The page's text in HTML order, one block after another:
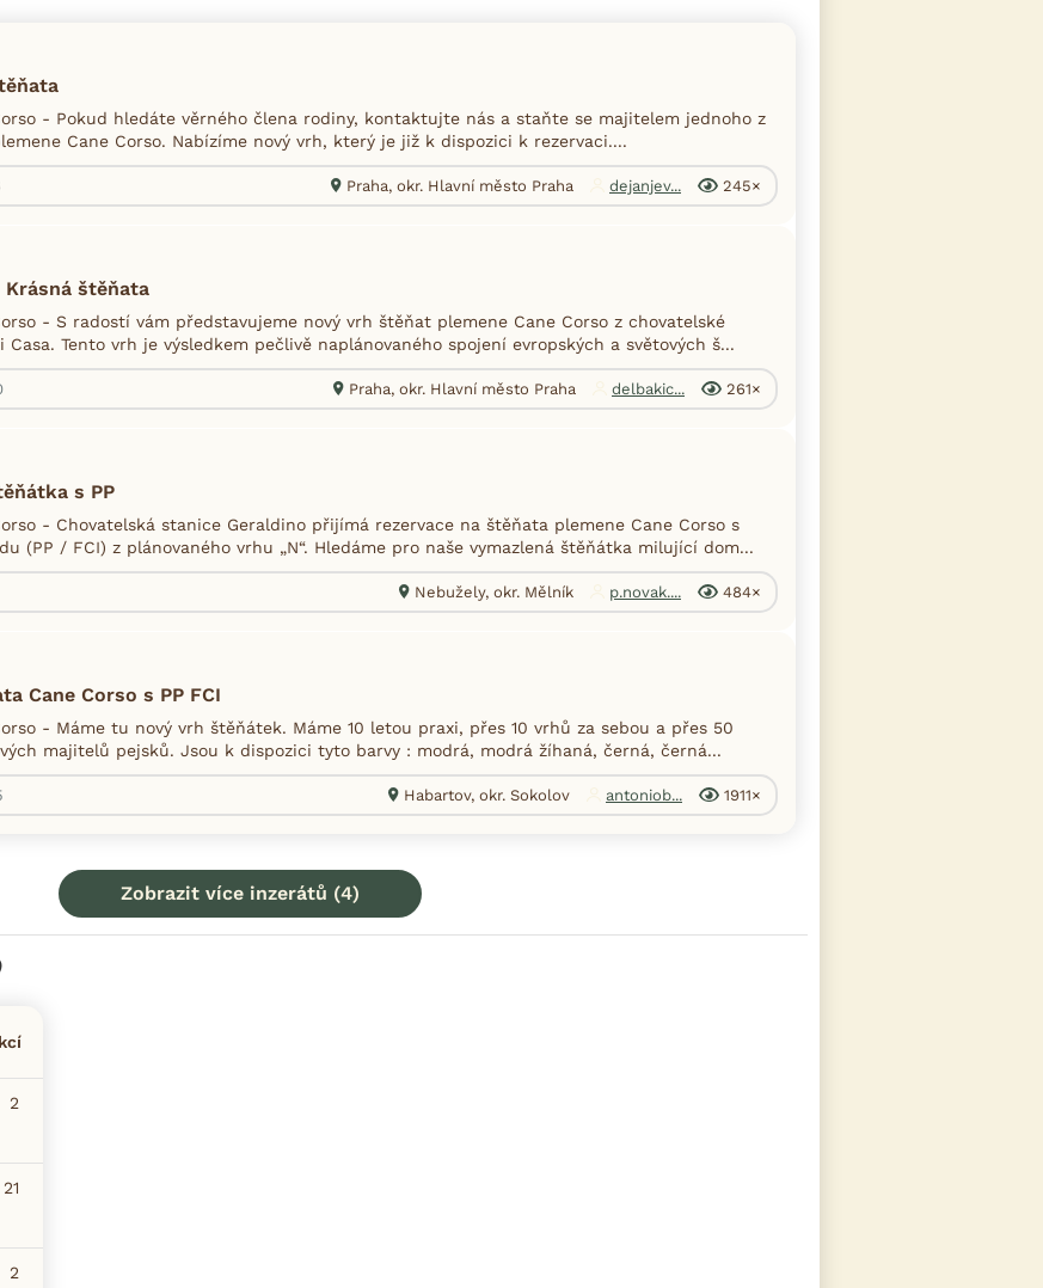
- Pokud hledáte věrného člena rodiny, kontaktujte nás a staňte se majitelem jednoho z
Cane Corso. Nabízíme nový vrh, který je již k dispozici k rezervaci....
Praha, okr. Hlavní město Praha dejanjev... 245×
Krásná štěňata
- S radostí vám představujeme nový vrh štěňat plemene Cane Corso z chovatelské
Casa. Tento vrh je výsledkem pečlivě naplánovaného spojení evropských a světových š...
Praha, okr. Hlavní město Praha delbakic... 261×
s PP
- Chovatelská stanice Geraldino přijímá rezervace na štěňata plemene Cane Corso s
(PP / FCI) z plánovaného vrhu „N“. Hledáme pro naše vymazlená štěňátka milující dom...
Nebužely, okr. Mělník p.novak.... 484×
Cane Corso s PP FCI
- Máme tu nový vrh štěňátek. Máme 10 letou praxi, přes 10 vrhů za sebou a přes 50
majitelů pejsků. Jsou k dispozici tyto barvy : modrá, modrá žíhaná, černá, černá...
Habartov, okr. Sokolov antoniob... 1911×
Zobrazit více inzerátů (4)
2
21
2